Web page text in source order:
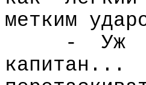
метким
-
Уж
капитан...